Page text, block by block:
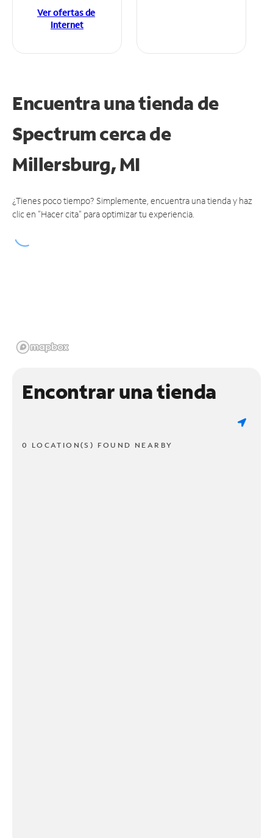
Ver ofertas de
Internet
Encuentra una tienda de
Spectrumcerca de
Millersburg, MI
¿Tienes poco tiempo? Simplemente, encuentra una tienda y haz
clic en "Hacer cita" para optimizar tu experiencia.
Encontrar una tienda
0 LOCATION(S) FOUND NEARBY